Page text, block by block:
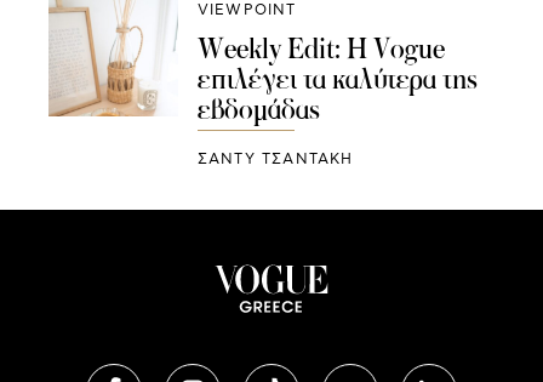
VIEWPOINT
Weekly Edit: H Vogue
επιλέγει τα καλύτερα της
εβδομάδας
ΣΑΝΤΥ ΤΣΑΝΤΑΚΗ